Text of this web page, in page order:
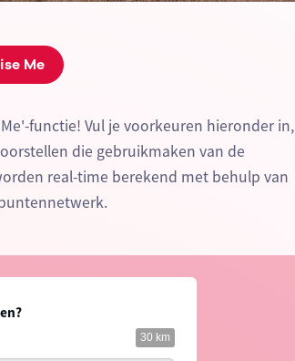
Me
functie! Vul je voorkeuren hieronder in,
die gebruikmaken van de
real-time berekend met behulp van
30 km